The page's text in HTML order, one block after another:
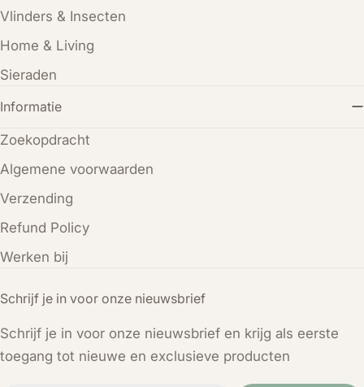
Schrijf je in voor onze nieuwsbrief
Schrijf je in voor onze nieuwsbrief en krijg als eerste
toegang tot nieuwe en exclusieve producten
Vlinders & Insecten
Home & Living
Sieraden
Informatie
Zoekopdracht
Algemene voorwaarden
Verzending
Refund Policy
Werken bij